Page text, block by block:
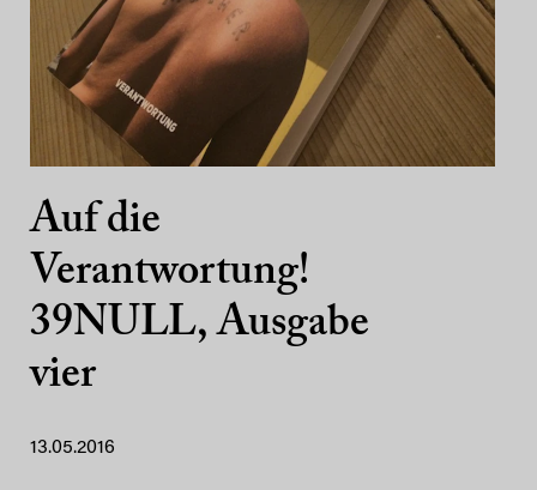
Auf die
Verantwortung!
39NULL, Ausgabe
vier
13.05.2016